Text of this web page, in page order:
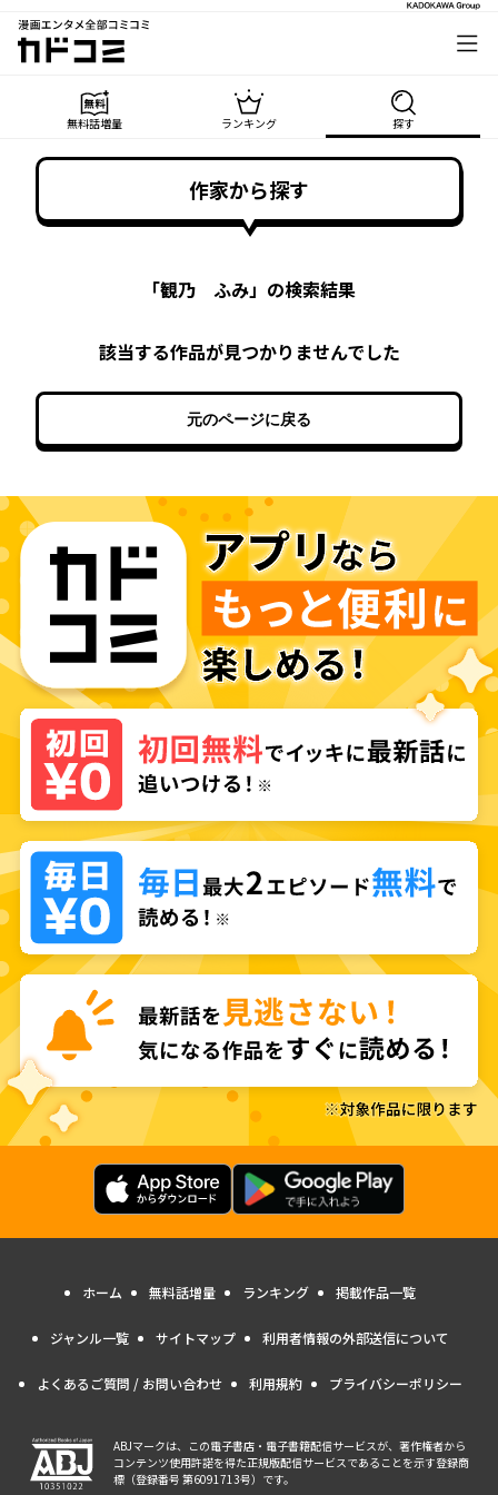
漫画エンタメ全部コミコミ
カドコミ
無料話増量 ランキング 探す
作家から探す
「観乃 ふみ」の検索結果
該当する作品が見つかりませんでした
元のページに戻る
ホーム 無料話増量 ランキング 掲載作品一覧
ジャンル一覧 サイトマップ 利用者情報の外部送信について
よくあるご質問 / お問い合わせ 利用規約 プライバシーポリシー
ABJマークは、この電子書店・電子書籍配信サービスが、著作権者から
コンテンツ使用許諾を得た正規版配信サービスであることを示す登録商
標（登録番号 第6091713号）です。